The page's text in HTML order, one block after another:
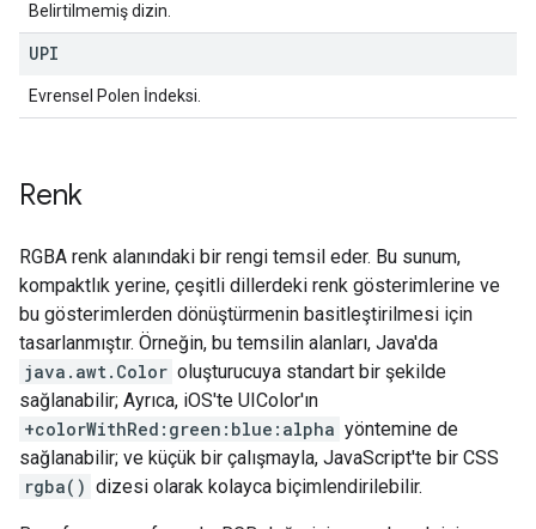
Belirtilmemiş dizin.
UPI
Evrensel Polen İndeksi.
Renk
RGBA renk alanındaki bir rengi temsil eder. Bu sunum,
kompaktlık yerine, çeşitli dillerdeki renk gösterimlerine ve
bu gösterimlerden dönüştürmenin basitleştirilmesi için
tasarlanmıştır. Örneğin, bu temsilin alanları, Java'da
java.awt.Color oluşturucuya standart bir şekilde
sağlanabilir; Ayrıca, iOS'te UIColor'ın
+colorWithRed:green:blue:alpha yöntemine de
sağlanabilir; ve küçük bir çalışmayla, JavaScript'te bir CSS
rgba() dizesi olarak kolayca biçimlendirilebilir.